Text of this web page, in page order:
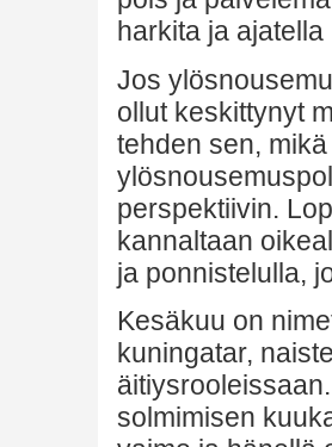
harkita ja
Jos
ollut keskittynyt
tehden sen,
perspektiivin.
kannaltaan
ja ponnistelulla,
Kesäkuu on
kuningatar,
solmimisen